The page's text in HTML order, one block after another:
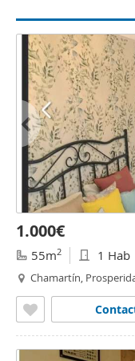
1.000€
55m2 1 Hab
Chamartín,